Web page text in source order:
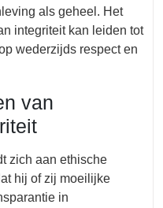
als geheel. Het
integriteit kan leiden tot
wederzijds respect en
van
zich aan ethische
hij of zij moeilijke
in